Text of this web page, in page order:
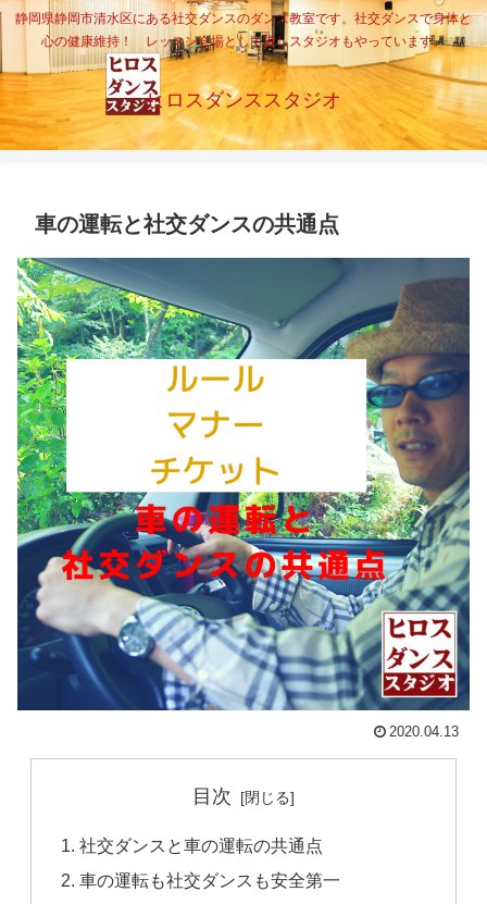
静岡県静岡市清水区にある社交ダンスのダンス教室です。社交ダンスで身体と
心の健康維持！ レッスン会場として貸しスタジオもやっています。
ヒロスダンススタジオ
車の運転と社交ダンスの共通点
2020.04.13
目次
社交ダンスと車の運転の共通点
車の運転も社交ダンスも安全第一